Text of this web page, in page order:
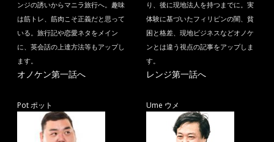
ンジの誘いからマニラ旅行へ。趣味
は筋トレ、筋肉こそ正義だと思って
いる。旅行記や恋愛ネタをメイン
に、英会話の上達方法等もアップし
ます。
オノケン第一話へ
り、後に現地法人を持つまでに。実
体験に基づいたフィリピンの闇、貧
困と格差、現地ビジネスなどオノケ
ンとは違う視点の記事をアップしま
す。
レンジ第一話へ
Pot ポット Ume ウメ